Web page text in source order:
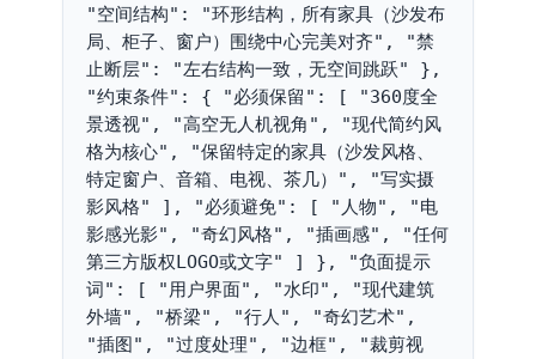
"空间结构": "环形结构，所有家具（沙发布
局、柜子、窗户）围绕中心完美对齐", "禁
止断层": "左右结构一致，无空间跳跃" },
"约束条件": { "必须保留": [ "360度全
景透视", "高空无人机视角", "现代简约风
格为核心", "保留特定的家具（沙发风格、
特定窗户、音箱、电视、茶几）", "写实摄
影风格" ], "必须避免": [ "人物", "电
影感光影", "奇幻风格", "插画感", "任何
第三方版权LOGO或文字" ] }, "负面提示
词": [ "用户界面", "水印", "现代建筑
外墙", "桥梁", "行人", "奇幻艺术",
"插图", "过度处理", "边框", "裁剪视